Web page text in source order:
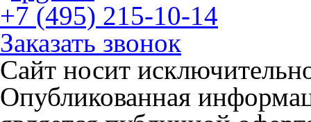
+7 (495) 215-10-14
Заказать звонок
Сайт носит
Опубликованная